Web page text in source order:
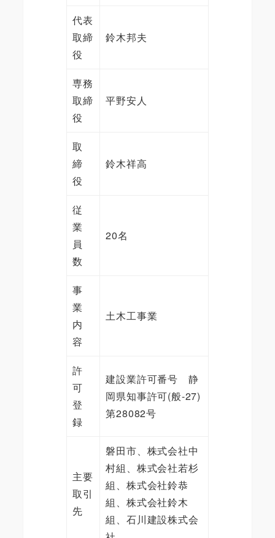
代表
取締
役
鈴木邦夫
専務
取締
役
平野安人
取
締
役
鈴木祥高
従
業
員
数
20名
事
業
内
容
土木工事業
許
可
登
録
建設業許可番号 静
岡県知事許可(般-27)
第28082号
主要
取引
先
磐田市、株式会社中
村組、株式会社若杉
組、株式会社鈴恭
組、株式会社鈴木
組、石川建設株式会